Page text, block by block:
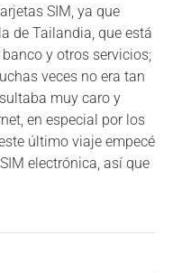
SIM, ya que
de Tailandia, que está
y otros servicios;
veces no era tan
muy caro y
en especial por los
último viaje empecé
electrónica, así que